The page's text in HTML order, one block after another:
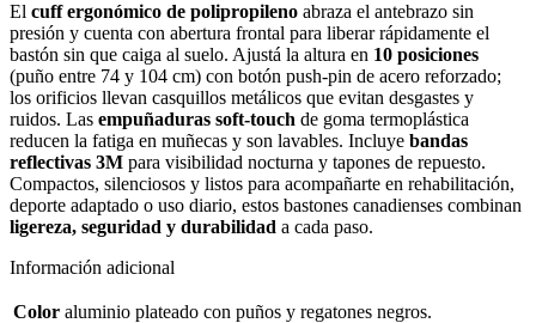
El cuff ergonómico de polipropileno abraza el antebrazo sin
presión y cuenta con abertura frontal para liberar rápidamente el
bastón sin que caiga al suelo. Ajustá la altura en 10 posiciones
(puño entre 74 y 104 cm) con botón push-pin de acero reforzado;
los orificios llevan casquillos metálicos que evitan desgastes y
ruidos. Las empuñaduras soft-touch de goma termoplástica
reducen la fatiga en muñecas y son lavables. Incluye bandas
reflectivas 3M para visibilidad nocturna y tapones de repuesto.
Compactos, silenciosos y listos para acompañarte en rehabilitación,
deporte adaptado o uso diario, estos bastones canadienses combinan
ligereza, seguridad y durabilidad a cada paso.
Información adicional
Color aluminio plateado con puños y regatones negros.